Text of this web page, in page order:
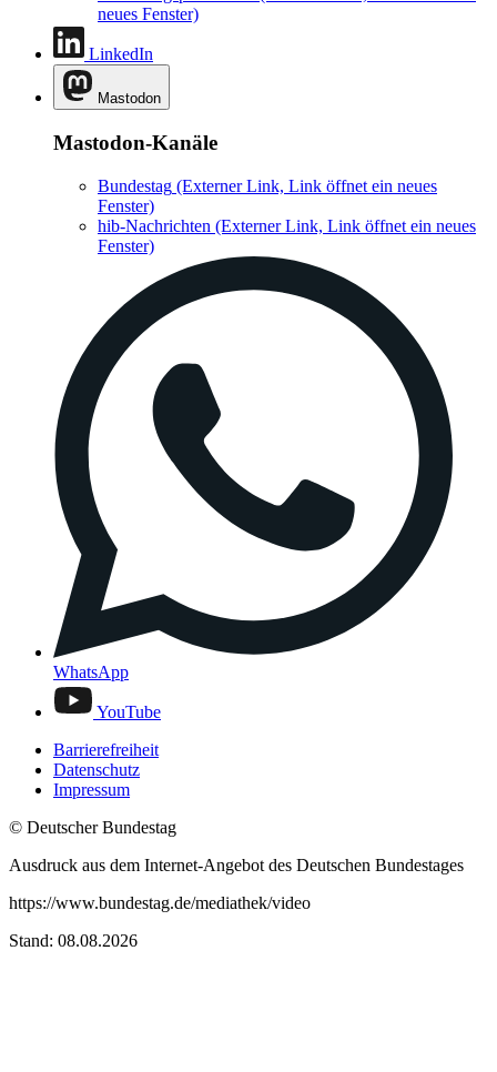
neues Fenster)
LinkedIn
Mastodon
Mastodon-Kanäle
Bundestag (Externer Link, Link öffnet ein neues
Fenster)
hib-Nachrichten (Externer Link, Link öffnet ein neues
Fenster)
WhatsApp
YouTube
Barrierefreiheit
Datenschutz
Impressum
© Deutscher Bundestag
Ausdruck aus dem Internet-Angebot des Deutschen Bundestages
https://www.bundestag.de/mediathek/video
Stand: 08.08.2026